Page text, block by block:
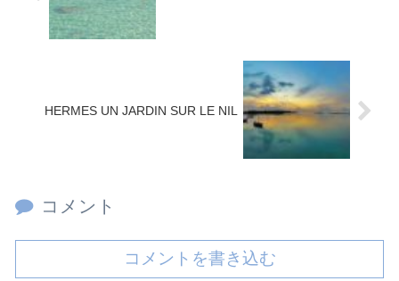
HERMES UN JARDIN SUR LE NIL
コメント
コメントを書き込む